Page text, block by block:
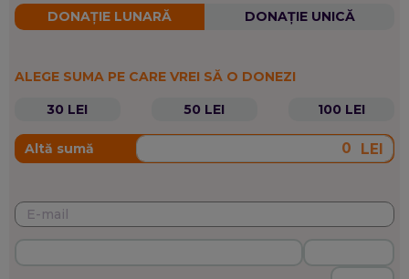
DONAȚIE LUNARĂ DONAȚIE UNICĂ
ALEGE SUMA PE CARE VREI SĂ O DONEZI
30 LEI
50 LEI 100 LEI
Altă sumă LEI